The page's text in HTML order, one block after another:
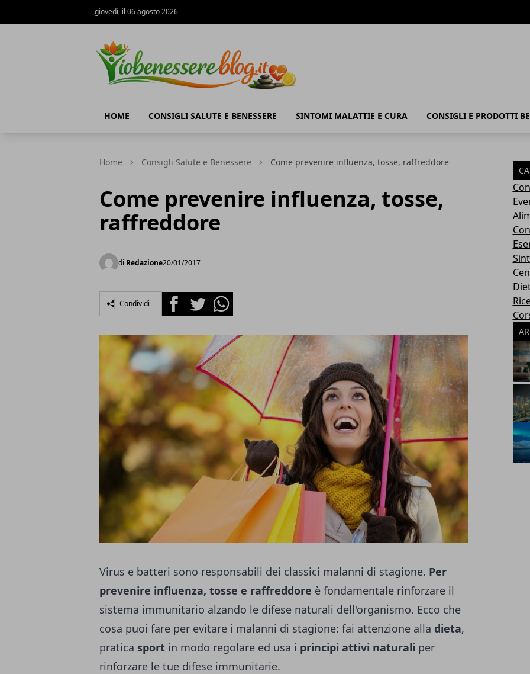
giovedì, il 06 agosto 2026
HOME CONSIGLI SALUTE E BENESSERE SINTOMI MALATTIE E CURA CONSIGLI E PRODOTTI
Home Consigli Salute e Benessere Come prevenire influenza, tosse, raffreddore
Come prevenire influenza, tosse,
raffreddore
di Redazione20/01/2017
Condividi FacebookTwitterWhatsapp
Virus e batteri sono responsabili dei classici malanni di stagione. Per
prevenire influenza, tosse e raffreddore è fondamentale rinforzare il
sistema immunitario alzando le difese naturali dell'organismo. Ecco che
cosa puoi fare per evitare i malanni di stagione: fai attenzione alla dieta,
pratica sport in modo regolare ed usa i principi attivi naturali per
rinforzare le tue difese immunitarie.